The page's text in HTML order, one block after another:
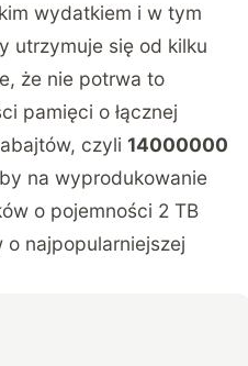
wydatkiem i w tym
utrzymuje się od kilku
że nie potrwa to
pamięci o łącznej
czyli14000000
na wyprodukowanie
o pojemności 2 TB
o najpopularniejszej